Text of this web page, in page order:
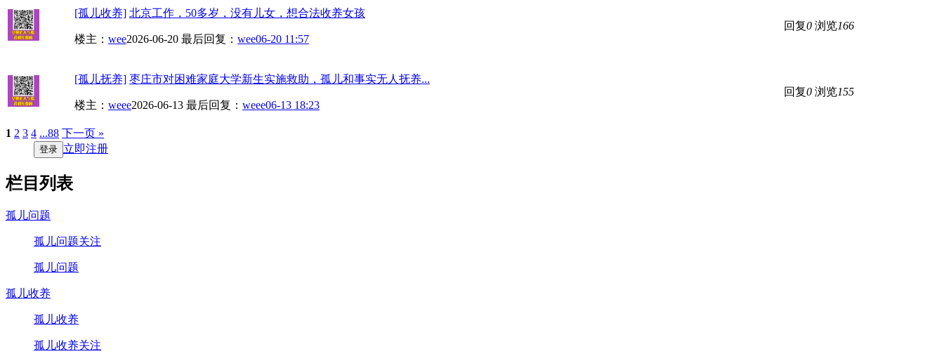
[孤儿收养] 北京工作，50多岁，没有儿女，想合法收养女孩
楼主： wee2026-06-20 最后回复： wee06-20 11:57
回复0 浏览166
[孤儿抚养] 枣庄市对困难家庭大学新生实施救助，孤儿和事实无人抚养...
楼主： weee2026-06-13 最后回复： weee06-13 18:23
回复0 浏览155
1 2 3 4 ...88 下一页 »
登录 立即注册
栏目列表
孤儿问题
孤儿问题关注
孤儿问题
孤儿收养
孤儿收养
孤儿收养关注